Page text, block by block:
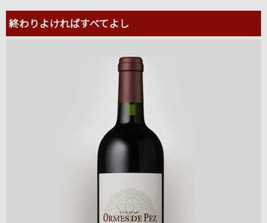
終わりよければすべてよし